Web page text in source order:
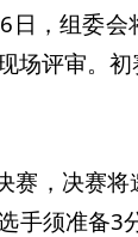
，组委
场评审。
赛，决赛
手须准备3